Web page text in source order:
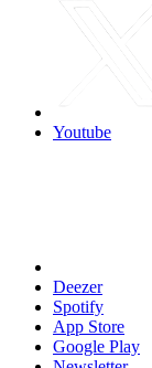
Youtube
Deezer
Spotify
App Store
Google Play